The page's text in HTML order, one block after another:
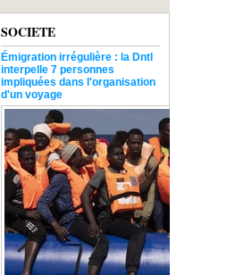
SOCIETE
Émigration irrégulière : la Dntl
interpelle 7 personnes
impliquées dans l'organisation
d'un voyage